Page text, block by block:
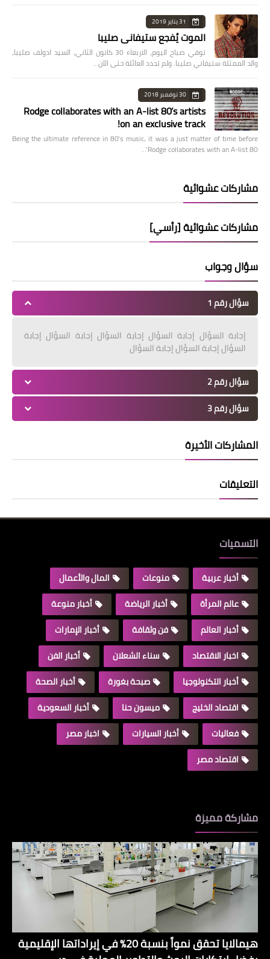
31 يناير 2019
الموت يُفجع ستيفاني صليبا
توفي صباح اليوم، الاربعاء 30 كانون الثاني، السيد ادولف صليبا،
والد الممثلة ستيفاني صليبا. ولم تحدد العائلة حتى الآن…
30 نوفمبر 2018
Rodge collaborates with an A-list 80’s artists
on an exclusive track!
Being the ultimate reference in 80’s music, it was a just matter of time before
Rodge collaborates with an A-list 80’…
مشاركات عشوائية
مشاركات عشوائية [رأسي]
سؤال وجواب
سؤال رقم 1
إجابة السؤال إجابة السؤال إجابة السؤال إجابة السؤال إجابة
السؤال إجابة السؤال إجابة السؤال
سؤال رقم 2
سؤال رقم 3
المشاركات الأخيرة
التعليقات
التسميات
أخبار عربية منوعات
المال والأعمال
عالم المرأة
أخبار الرياضة
أخبار منوعة
أخبار العالم
فن وثقافة
أخبار الإمارات
اخبار الاقتصاد
سناء الشعلان
أخبار الفن
أخبار التكنولوجيا
صبحة بغورة
أخبار الصحة
اقتصاد الخليج
ميسون حنا
أخبار السعودية
فعاليات
أخبار السيارات
اخبار مصر
اقتصاد مصر
مشاركة مميزة
هيمالايا تحقق نمواً بنسبة 20% في إيراداتها الإقليمية